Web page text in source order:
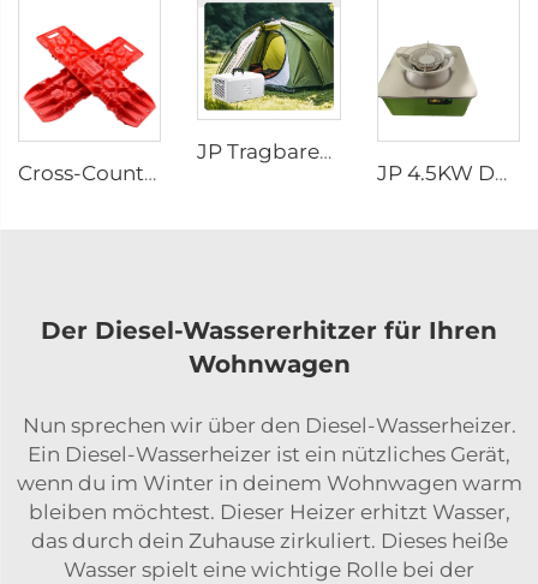
Cross-Country Escape Board Schleppungswerkzeug Kit Schleppungsplatten Reifengriffmatten für Auto Jeep Geländewagen
JP Tragbares Klimagerät 220v/50hz 220v/60hz Alles-in-Einem R134a Mobile Klimaanlage
JP 4.5KW DC12V Diesel Portable Fuel Herd für Truck Camper Portable Auto-Caravan RV-Dieselherd
Der Diesel-Wassererhitzer für Ihren
Wohnwagen
Nun sprechen wir über den Diesel-Wasserheizer.
Ein Diesel-Wasserheizer ist ein nützliches Gerät,
wenn du im Winter in deinem Wohnwagen warm
bleiben möchtest. Dieser Heizer erhitzt Wasser,
das durch dein Zuhause zirkuliert. Dieses heiße
Wasser spielt eine wichtige Rolle bei der